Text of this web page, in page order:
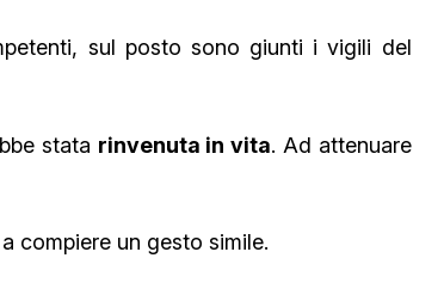
sul posto sono giunti i vigili del
stata rinvenuta in vita. Ad attenuare
compiere un gesto simile.